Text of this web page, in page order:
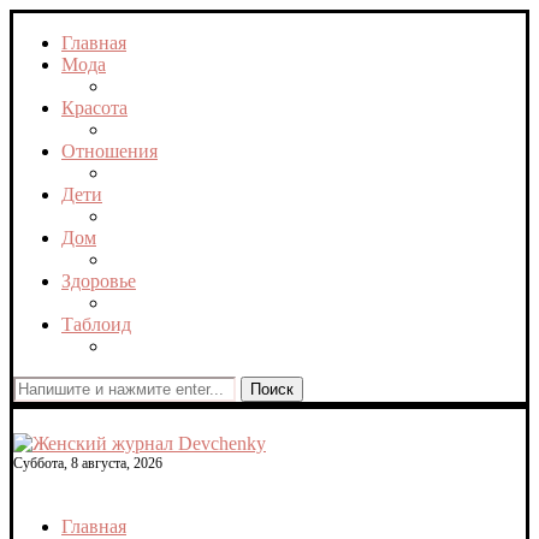
Главная
Мода
Красота
Отношения
Дети
Дом
Здоровье
Таблоид
Поиск
Суббота, 8 августа, 2026
Главная